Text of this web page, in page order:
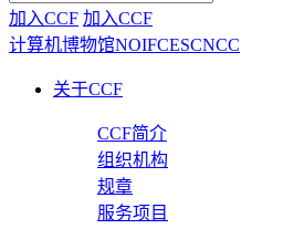
加入CCF 加入CCF
计算机博物馆NOIFCESCNCC
关于CCF
CCF简介
组织机构
规章
服务项目